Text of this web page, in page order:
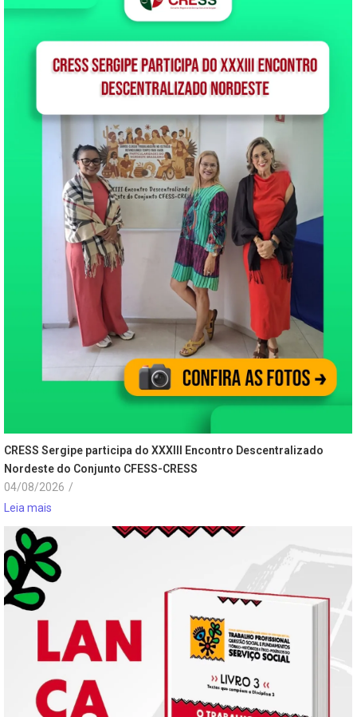
CRESS Sergipe participa do XXXIII Encontro Descentralizado
Nordeste do Conjunto CFESS-CRESS
04/08/2026 /
Leia mais